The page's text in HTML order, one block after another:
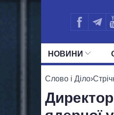
НОВИНИ
Слово і Діло›